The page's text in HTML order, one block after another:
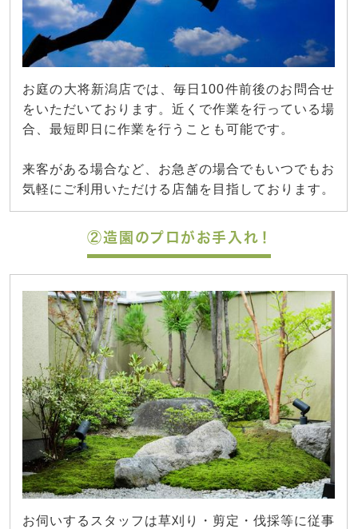
お庭の大将新潟店では、毎日100件前後のお問合せ
をいただいております。近くで作業を行っている場
合、最短即日に作業を行うことも可能です。
来客がある場合など、お急ぎの場合でもいつでもお
気軽にご利用いただける店舗を目指しております。
②造園のプロがお手入れ！
お伺いするスタッフは草刈り・剪定・伐採等に従事